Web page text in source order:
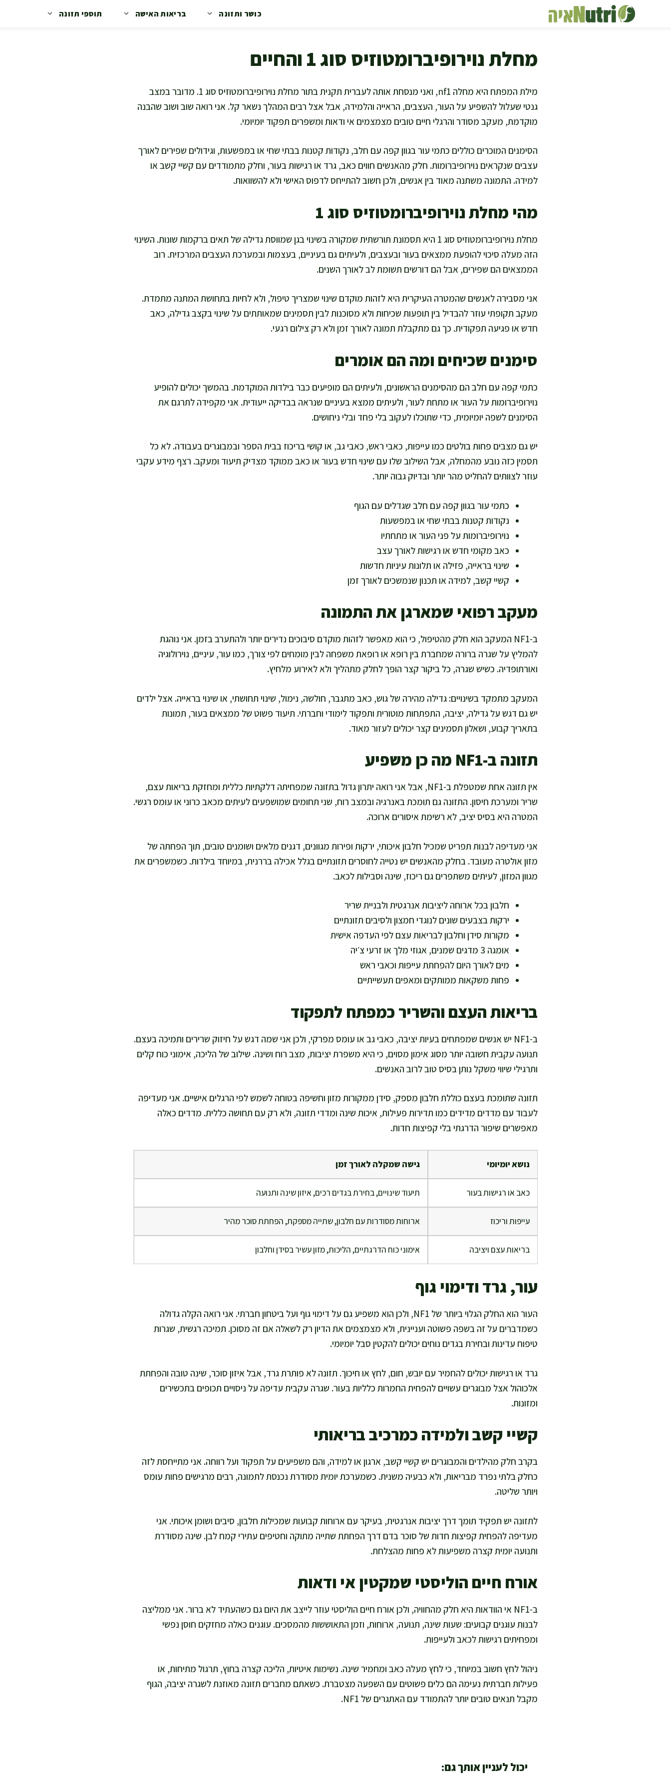
כושר ותזונה בריאות האישה תוספי תזונה
מחלת נוירופיברומטוזיס סוג 1 והחיים
מילת המפתח היא מחלה nf1, ואני מנסחת אותה לעברית תקנית בתור מחלת נוירופיברומטוזיס סוג 1. מדובר במצב
גנטי שעלול להשפיע על העור, העצבים, הראייה והלמידה, אבל אצל רבים המהלך נשאר קל. אני רואה שוב ושוב שהבנה
מוקדמת, מעקב מסודר והרגלי חיים טובים מצמצמים אי ודאות ומשפרים תפקוד יומיומי.
הסימנים המוכרים כוללים כתמי עור בגוון קפה עם חלב, נקודות קטנות בבתי שחי או במפשעות, וגידולים שפירים לאורך
עצבים שנקראים נוירופיברומות. חלק מהאנשים חווים כאב, גרד או רגישות בעור, וחלק מתמודדים עם קשיי קשב או
למידה. התמונה משתנה מאוד בין אנשים, ולכן חשוב להתייחס לדפוס האישי ולא להשוואות.
מהי מחלת נוירופיברומטוזיס סוג 1
מחלת נוירופיברומטוזיס סוג 1 היא תסמונת תורשתית שמקורה בשינוי בגן שמווסת גדילה של תאים ברקמות שונות. השינוי
הזה מעלה סיכוי להופעת ממצאים בעור ובעצבים, ולעיתים גם בעיניים, בעצמות ובמערכת העצבים המרכזית. רוב
הממצאים הם שפירים, אבל הם דורשים תשומת לב לאורך השנים.
אני מסבירה לאנשים שהמטרה העיקרית היא לזהות מוקדם שינוי שמצריך טיפול, ולא לחיות בתחושת המתנה מתמדת.
מעקב תקופתי עוזר להבדיל בין תופעות שכיחות ולא מסוכנות לבין תסמינים שמאותתים על שינוי בקצב גדילה, כאב
חדש או פגיעה תפקודית. כך גם מתקבלת תמונה לאורך זמן ולא רק צילום רגעי.
סימנים שכיחים ומה הם אומרים
כתמי קפה עם חלב הם מהסימנים הראשונים, ולעיתים הם מופיעים כבר בילדות המוקדמת. בהמשך יכולים להופיע
נוירופיברומות על העור או מתחת לעור, ולעיתים ממצא בעיניים שנראה בבדיקה ייעודית. אני מקפידה לתרגם את
הסימנים לשפה יומיומית, כדי שתוכלו לעקוב בלי פחד ובלי ניחושים.
יש גם מצבים פחות בולטים כמו עייפות, כאבי ראש, כאבי גב, או קושי בריכוז בבית הספר ובמבוגרים בעבודה. לא כל
תסמין כזה נובע מהמחלה, אבל השילוב שלו עם שינוי חדש בעור או כאב ממוקד מצדיק תיעוד ומעקב. רצף מידע עקבי
עוזר לצוותים להחליט מהר יותר ובדיוק גבוה יותר.
כתמי עור בגוון קפה עם חלב שגדלים עם הגוף
נקודות קטנות בבתי שחי או במפשעות
נוירופיברומות על פני העור או מתחתיו
כאב מקומי חדש או רגישות לאורך עצב
שינוי בראייה, פזילה או תלונות עיניות חדשות
קשיי קשב, למידה או תכנון שנמשכים לאורך זמן
מעקב רפואי שמארגן את התמונה
ב-NF1 המעקב הוא חלק מהטיפול, כי הוא מאפשר לזהות מוקדם סיבוכים נדירים יותר ולהתערב בזמן. אני נוהגת
להמליץ על שגרה ברורה שמחברת בין רופא או רופאת משפחה לבין מומחים לפי צורך, כמו עור, עיניים, נוירולוגיה
ואורתופדיה. כשיש שגרה, כל ביקור קצר הופך לחלק מתהליך ולא לאירוע מלחיץ.
המעקב מתמקד בשינויים: גדילה מהירה של גוש, כאב מתגבר, חולשה, נימול, שינוי תחושתי, או שינוי בראייה. אצל ילדים
יש גם דגש על גדילה, יציבה, התפתחות מוטורית ותפקוד לימודי וחברתי. תיעוד פשוט של ממצאים בעור, תמונות
בתאריך קבוע, ושאלון תסמינים קצר יכולים לעזור מאוד.
תזונה ב-NF1 מה כן משפיע
אין תזונה אחת שמטפלת ב-NF1, אבל אני רואה יתרון גדול בתזונה שמפחיתה דלקתיות כללית ומחזקת בריאות עצם,
שריר ומערכת חיסון. התזונה גם תומכת באנרגיה ובמצב רוח, שני תחומים שמושפעים לעיתים מכאב כרוני או עומס רגשי.
המטרה היא בסיס יציב, לא רשימת איסורים ארוכה.
אני מעדיפה לבנות תפריט שמכיל חלבון איכותי, ירקות ופירות מגוונים, דגנים מלאים ושומנים טובים, תוך הפחתה של
מזון אולטרה מעובד. בחלק מהאנשים יש נטייה לחוסרים תזונתיים בגלל אכילה בררנית, במיוחד בילדות. כשמשפרים את
מגוון המזון, לעיתים משתפרים גם ריכוז, שינה וסבילות לכאב.
חלבון בכל ארוחה ליציבות אנרגטית ולבניית שריר
ירקות בצבעים שונים לנוגדי חמצון ולסיבים תזונתיים
מקורות סידן וחלבון לבריאות עצם לפי העדפה אישית
אומגה 3 מדגים שמנים, אגוזי מלך או זרעי צ׳יה
מים לאורך היום להפחתת עייפות וכאבי ראש
פחות משקאות ממותקים ומאפים תעשייתיים
בריאות העצם והשריר כמפתח לתפקוד
ב-NF1 יש אנשים שמפתחים בעיות יציבה, כאבי גב או עומס מפרקי, ולכן אני שמה דגש על חיזוק שרירים ותמיכה בעצם.
תנועה עקבית חשובה יותר מסוג אימון מסוים, כי היא משפרת יציבות, מצב רוח ושינה. שילוב של הליכה, אימוני כוח קלים
ותרגילי שיווי משקל נותן בסיס טוב לרוב האנשים.
תזונה שתומכת בעצם כוללת חלבון מספק, סידן ממקורות מזון וחשיפה בטוחה לשמש לפי הרגלים אישיים. אני מעדיפה
לעבוד עם מדדים מדידים כמו תדירות פעילות, איכות שינה ומדדי תזונה, ולא רק עם תחושה כללית. מדדים כאלה
מאפשרים שיפור הדרגתי בלי קפיצות חדות.
נושא יומיומי גישה שמקלה לאורך זמן
כאב או רגישות בעור תיעוד שינויים, בחירת בגדים רכים, איזון שינה ותנועה
עייפות וריכוז ארוחות מסודרות עם חלבון, שתייה מספקת, הפחתת סוכר מהיר
בריאות עצם ויציבה אימוני כוח הדרגתיים, הליכות, מזון עשיר בסידן וחלבון
עור, גרד ודימוי גוף
העור הוא החלק הגלוי ביותר של NF1, ולכן הוא משפיע גם על דימוי גוף ועל ביטחון חברתי. אני רואה הקלה גדולה
כשמדברים על זה בשפה פשוטה ועניינית, ולא מצמצמים את הדיון רק לשאלה אם זה מסוכן. תמיכה רגשית, שגרות
טיפוח עדינות ובחירת בגדים נוחים יכולים להקטין סבל יומיומי.
גרד או רגישות יכולים להחמיר עם יובש, חום, לחץ או חיכוך. תזונה לא פותרת גרד, אבל איזון סוכר, שינה טובה והפחתת
אלכוהול אצל מבוגרים עשויים להפחית החמרות כלליות בעור. שגרה עקבית עדיפה על ניסויים תכופים בתכשירים
ומזונות.
קשיי קשב ולמידה כמרכיב בריאותי
בקרב חלק מהילדים והמבוגרים יש קשיי קשב, ארגון או למידה, והם משפיעים על תפקוד ועל רווחה. אני מתייחסת לזה
כחלק בלתי נפרד מבריאות, ולא כבעיה משנית. כשמערכת יומית מסודרת נכנסת לתמונה, רבים מרגישים פחות עומס
ויותר שליטה.
לתזונה יש תפקיד תומך דרך יציבות אנרגטית, בעיקר עם ארוחות קבועות שמכילות חלבון, סיבים ושומן איכותי. אני
מעדיפה להפחית קפיצות חדות של סוכר בדם דרך הפחתת שתייה מתוקה וחטיפים עתירי קמח לבן. שינה מסודרת
ותנועה יומית קצרה משפיעות לא פחות מהצלחת.
אורח חיים הוליסטי שמקטין אי ודאות
ב-NF1 אי הוודאות היא חלק מהחוויה, ולכן אורח חיים הוליסטי עוזר לייצב את היום גם כשהעתיד לא ברור. אני ממליצה
לבנות עוגנים קבועים: שעות שינה, תנועה, ארוחות, וזמן התאוששות מהמסכים. עוגנים כאלה מחזקים חוסן נפשי
ומפחיתים רגישות לכאב ולעייפות.
ניהול לחץ חשוב במיוחד, כי לחץ מעלה כאב ומחמיר שינה. נשימות איטיות, הליכה קצרה בחוץ, תרגול מתיחות, או
פעילות חברתית נעימה הם כלים פשוטים עם השפעה מצטברת. כשאתם מחברים תזונה מאוזנת לשגרה יציבה, הגוף
מקבל תנאים טובים יותר להתמודד עם האתגרים של NF1.
יכול לעניין אותך גם: